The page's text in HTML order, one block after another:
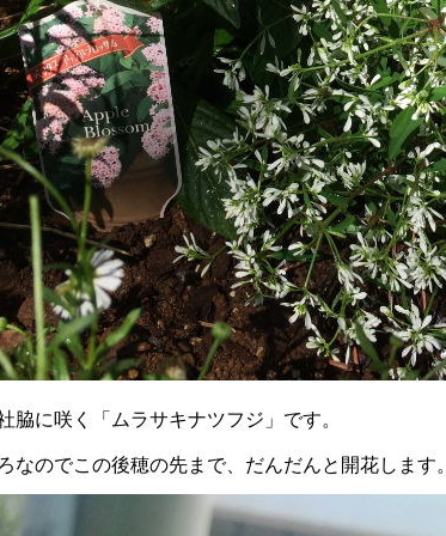
脇に咲く「ムラサキナツフジ」です。
なのでこの後穂の先まで、だんだんと開花します。